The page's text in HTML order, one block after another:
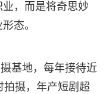
，而是将奇思妙
态。
基地，每年接待近
拍摄，年产短剧超